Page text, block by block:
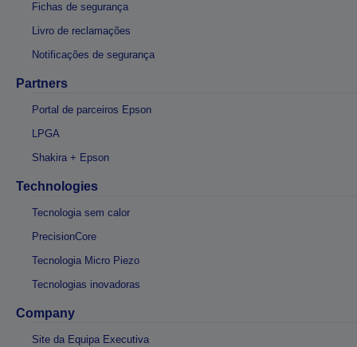
Fichas de segurança
Livro de reclamações
Notificações de segurança
Partners
Portal de parceiros Epson
LPGA
Shakira + Epson
Technologies
Tecnologia sem calor
PrecisionCore
Tecnologia Micro Piezo
Tecnologias inovadoras
Company
Site da Equipa Executiva